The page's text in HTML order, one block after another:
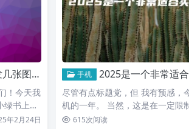
别总想着赚大钱
！今天我
书上轻
年2月24日
手机 2025是一个非常适
尽管有点标题党，但 我有预感，
机的一年。 当然，这是在一定限
并非如此，…
615次阅读